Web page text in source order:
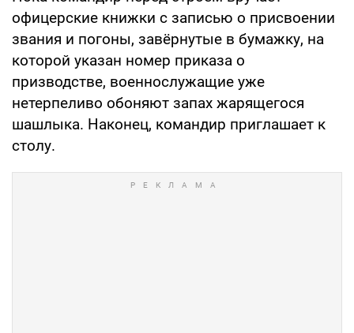
офицерские книжки с записью о присвоении
звания и погоны, завёрнутые в бумажку, на
которой указан номер приказа о
призводстве, военнослужащие уже
нетерпеливо обоняют запах жарящегося
шашлыка. Наконец, командир приглашает к
столу.